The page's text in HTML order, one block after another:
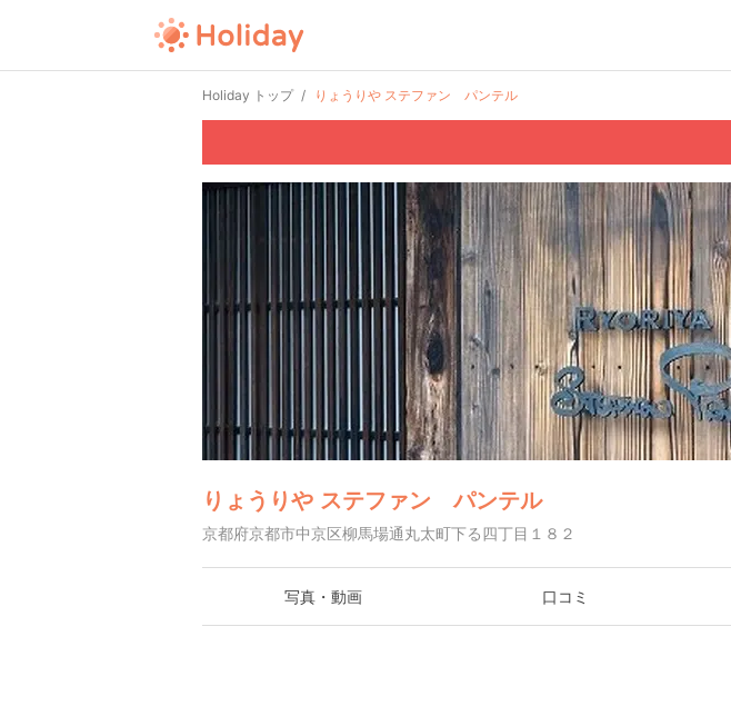
Holiday トップ りょうりや ステファン パンテル
りょうりや ステファン パンテル
京都府京都市中京区柳馬場通丸太町下る四丁目１８２
写真・動画 口コミ